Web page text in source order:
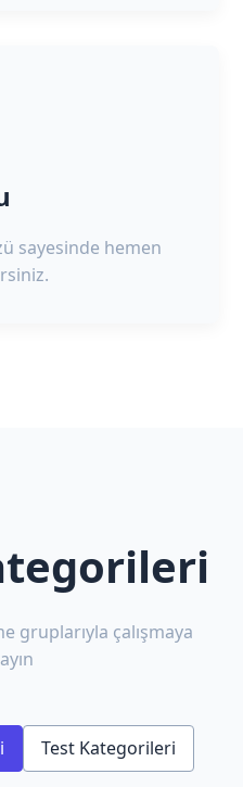
sayesinde hemen
gruplarıyla çalışmaya
Test Kategorileri